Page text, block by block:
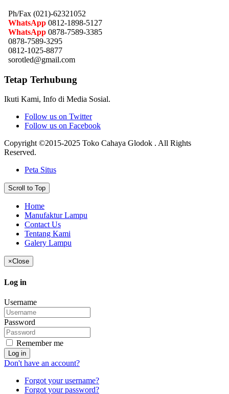
Ph/Fax (021)-62321052
WhatsApp 0812-1898-5127
WhatsApp 0878-7589-3385
0878-7589-3295
0812-1025-8877
sorotled@gmail.com
Tetap Terhubung
Ikuti Kami, Info di Media Sosial.
Follow us on Twitter
Follow us on Facebook
Copyright ©2015-2025 Toko Cahaya Glodok . All Rights
Reserved.
Peta Situs
Scroll to Top
Home
Manufaktur Lampu
Contact Us
Tentang Kami
Galery Lampu
×Close
Log in
Username
Password
Remember me
Log in
Don't have an account?
Forgot your username?
Forgot your password?